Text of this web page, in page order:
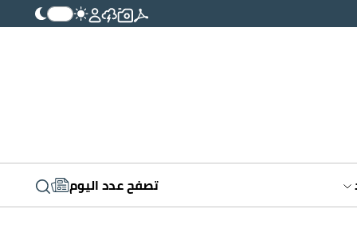
تصفح عدد اليوم